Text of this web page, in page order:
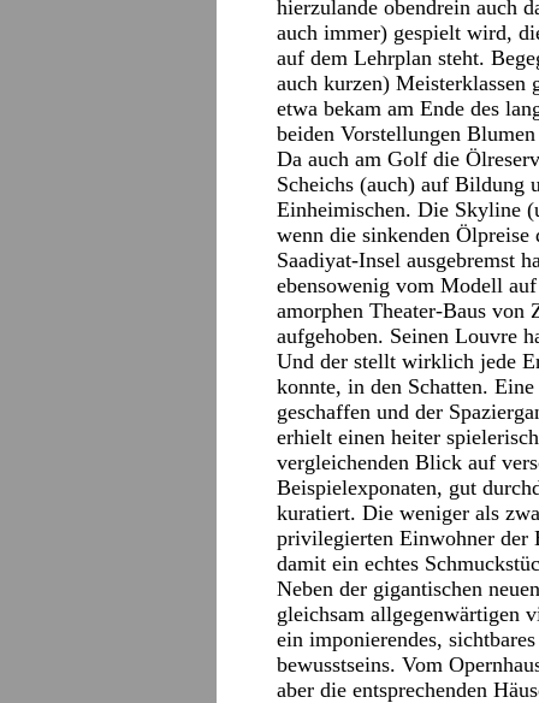
hierzulande obendrein auch
auch immer) gespielt wird,
auf dem Lehrplan steht.
auch kurzen) Meisterklassen
etwa bekam am Ende des
beiden Vorstellungen
Da auch am Golf die
Scheichs (auch) auf Bildung
Einheimischen. Die Skyline
wenn die sinkenden
Saadiyat-Insel ausgebremst
ebensowenig vom Modell
amorphen Theater-Baus von
aufgehoben. Seinen Louvre
Und der stellt wirklich jede
konnte, in den Schatten.
geschaffen und der
erhielt einen heiter
vergleichenden Blick auf
Beispielexponaten, gut
kuratiert. Die weniger als
privilegierten Einwohner der
damit ein echtes
Neben der gigantischen
gleichsam allgegenwärtigen
ein imponierendes,
bewusstseins. Vom
aber die entsprechenden